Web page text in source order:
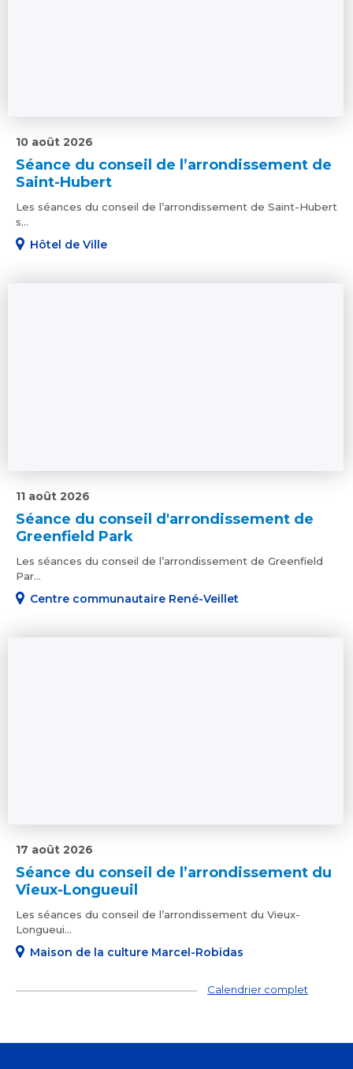
Séance du conseil de l’arrondissement de
Saint-Hubert
10 août 2026
Les séances du conseil de l’arrondissement de Saint-Hubert
s...
Hôtel de Ville
Séance du conseil d'arrondissement de
Greenfield Park
11 août 2026
Les séances du conseil de l’arrondissement de Greenfield
Par...
Centre communautaire René-Veillet
Séance du conseil de l’arrondissement du
Vieux-Longueuil
17 août 2026
Les séances du conseil de l’arrondissement du Vieux-
Longueui...
Maison de la culture Marcel-Robidas
Calendrier complet